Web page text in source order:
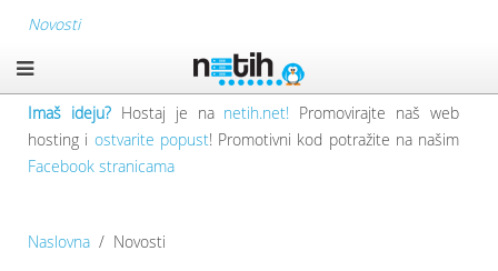
Novosti
Imaš ideju?Hostaj je na netih.net! Promovirajte naš web
hosting i ostvarite popust! Promotivni kod potražite na našim
Facebook stranicama
Naslovna Novosti